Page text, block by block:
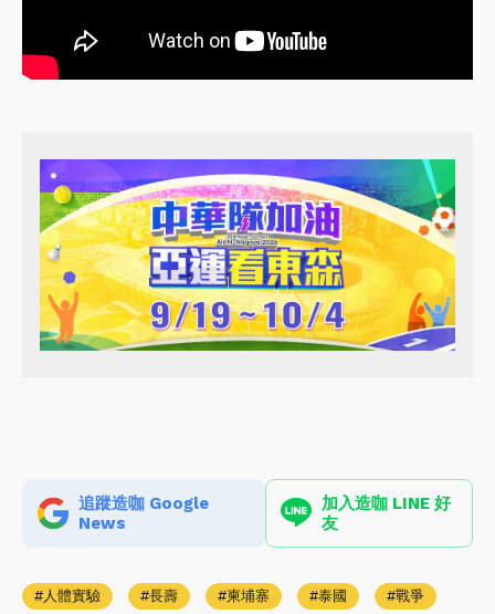
犯罪行為，請勿模仿
追蹤造咖 Google
News
加入造咖 LINE 好
友
人體實驗 長壽 柬埔寨 泰國 戰爭